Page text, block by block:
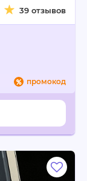
39 отзывов
промокод